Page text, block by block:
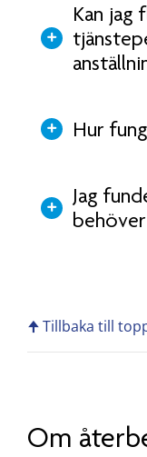
Kan jag
Hur
Jag
🠉 Tillbaka till
Om